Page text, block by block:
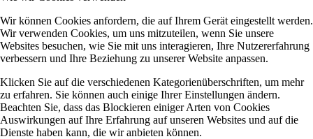
Wir können Cookies anfordern, die auf Ihrem Gerät eingestellt werden.
Wir verwenden Cookies, um uns mitzuteilen, wenn Sie unsere
Websites besuchen, wie Sie mit uns interagieren, Ihre Nutzererfahrung
verbessern und Ihre Beziehung zu unserer Website anpassen.
Klicken Sie auf die verschiedenen Kategorienüberschriften, um mehr
zu erfahren. Sie können auch einige Ihrer Einstellungen ändern.
Beachten Sie, dass das Blockieren einiger Arten von Cookies
Auswirkungen auf Ihre Erfahrung auf unseren Websites und auf die
Dienste haben kann, die wir anbieten können.